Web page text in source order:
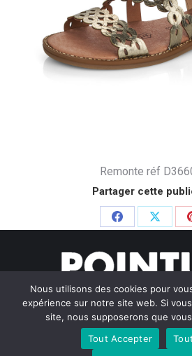
Remonte réf
Partager cette
Partager
Facebook
© Pointure Chausseurs - 2020. Dream-
Nous utilisons des cookies pour
expérience sur notre site web. Si
site, nous supposerons que
Tout Accepter